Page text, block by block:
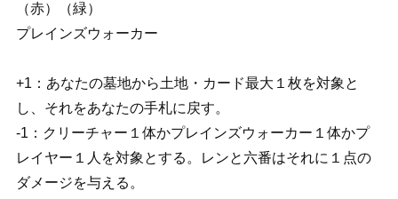
（赤）（緑）
プレインズウォーカー
+1：あなたの墓地から土地・カード最大１枚を対象と
し、それをあなたの手札に戻す。
-1：クリーチャー１体かプレインズウォーカー１体かプ
レイヤー１人を対象とする。レンと六番はそれに１点の
ダメージを与える。